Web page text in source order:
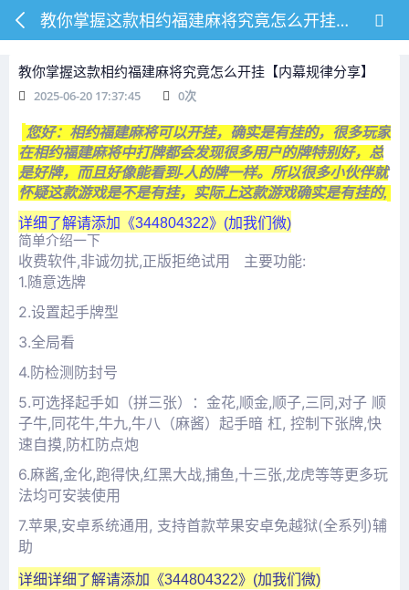
教你掌握这款相约福建麻将究竟怎么开挂【内幕规律分享】
教你掌握这款相约福建麻将究竟怎么开挂【内幕规律分享】
2025-06-20 17:37:45 0次
您好：相约福建麻将可以开挂，确实是有挂的，很多玩家
在相约福建麻将中打牌都会发现很多用户的牌特别好，总
是好牌，而且好像能看到-人的牌一样。所以很多小伙伴就
怀疑这款游戏是不是有挂，实际上这款游戏确实是有挂的,
详细了解请添加《344804322》(加我们微)
简单介绍一下
收费软件,非诚勿扰,正版拒绝试用 主要功能:
1.随意选牌
2.设置起手牌型
3.全局看
4.防检测防封号
5.可选择起手如（拼三张）：金花,顺金,顺子,三同,对子 顺
子牛,同花牛,牛九,牛八（麻酱）起手暗 杠, 控制下张牌,快
速自摸,防杠防点炮
6.麻酱,金化,跑得快,红黑大战,捕鱼,十三张,龙虎等等更多玩
法均可安装使用
7.苹果,安卓系统通用, 支持首款苹果安卓免越狱(全系列)辅
助
详细详细了解请添加《344804322》(加我们微)